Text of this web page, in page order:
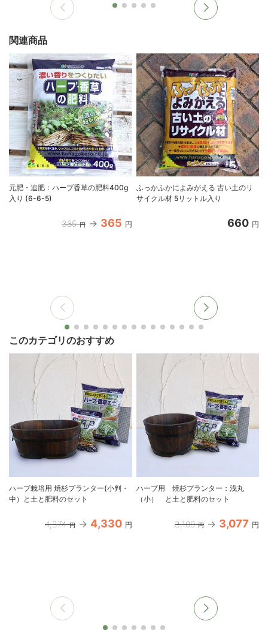
関連商品
元肥・追肥：ハーブ香草の肥料400g
入り (6-6-5)
385 円 365 円
ふっかふかによみがえる 古い土のリ
サイクル材 5リットル入り
660 円
このカテゴリのおすすめ
ハーブ栽培用 焼杉プランター(小判・
中）と土と肥料のセット
4,374 円 4,330 円
ハーブ用 焼杉プランター：浅丸
（小） と土と肥料のセット
3,109 円 3,077 円